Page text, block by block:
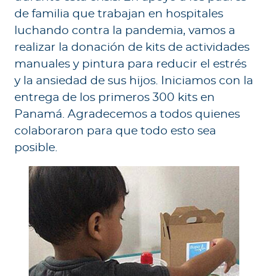
de familia que trabajan en hospitales
luchando contra la pandemia, vamos a
realizar la donación de kits de actividades
manuales y pintura para reducir el estrés
y la ansiedad de sus hijos. Iniciamos con la
entrega de los primeros 300 kits en
Panamá. Agradecemos a todos quienes
colaboraron para que todo esto sea
posible.